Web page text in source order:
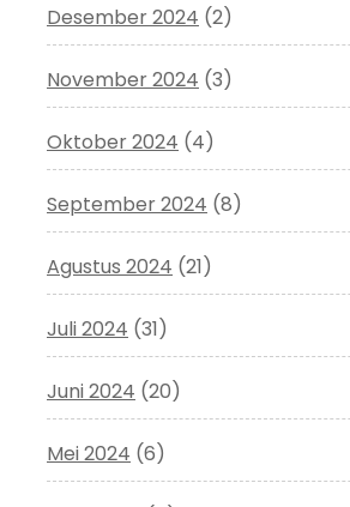
Desember 2024 (2)
November 2024 (3)
Oktober 2024 (4)
September 2024 (8)
Agustus 2024 (21)
Juli 2024 (31)
Juni 2024 (20)
Mei 2024 (6)